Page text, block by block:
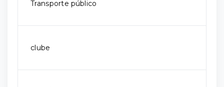
Transporte público
clube